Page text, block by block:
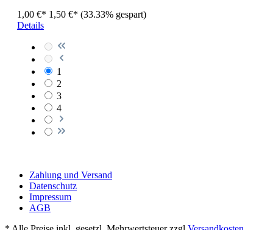
1,00 €* 1,50 €* (33.33% gespart)
Details
1
2
3
4
Zahlung und Versand
Datenschutz
Impressum
AGB